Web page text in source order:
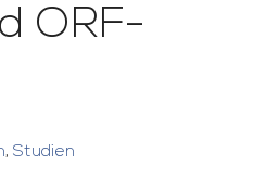
ORF-
, Studien